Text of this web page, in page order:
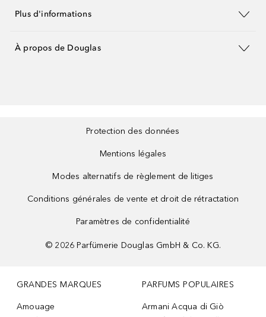
Plus d'informations
À propos de Douglas
Protection des données
Mentions légales
Modes alternatifs de règlement de litiges
Conditions générales de vente et droit de rétractation
Paramètres de confidentialité
© 2026 Parfümerie Douglas GmbH & Co. KG.
GRANDES MARQUES
Amouage
PARFUMS POPULAIRES
Armani Acqua di Giò